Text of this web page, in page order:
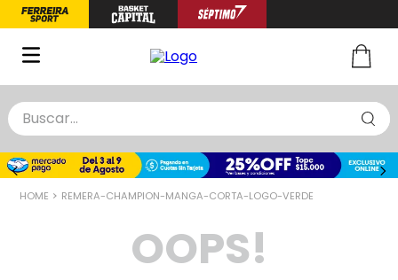
Buscar...
REMERA-CHAMPION-MANGA-CORTA-LOGO-VERDE
OOPS!
TÉRMINOS MÁS BUSCADOS
1.
zapatillas basquet